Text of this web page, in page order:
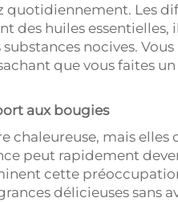
Les
des huiles essentielles,
nocives.
que vous faites
aux bougies
chaleureuse, mais
peut rapidement
cette
délicieuses sans